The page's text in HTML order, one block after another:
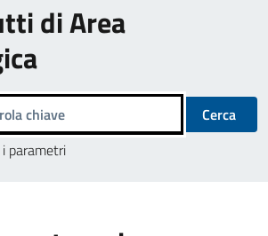
di Area
Cerca
parametri